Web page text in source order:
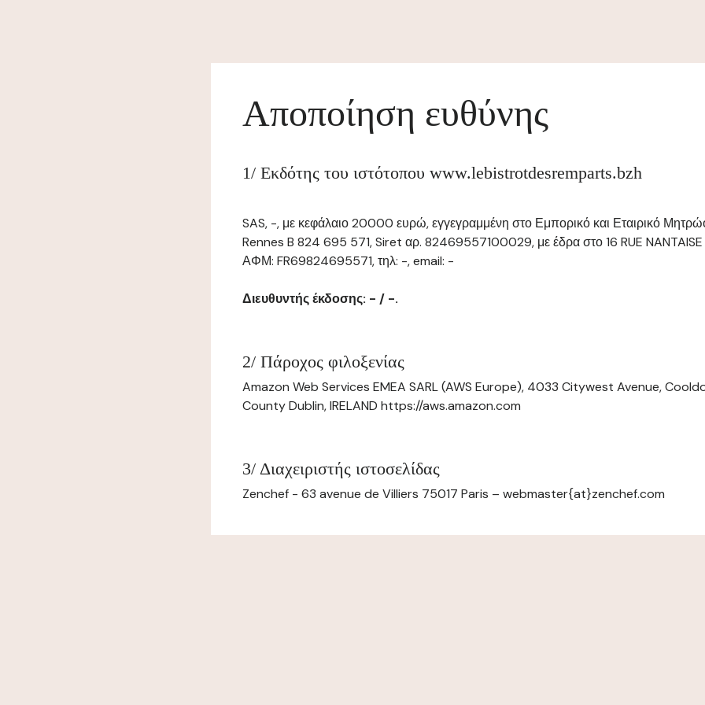
Αποποίηση ευθύνης
1/ Εκδότης του ιστότοπου www.lebistrotdesremparts.bzh
SAS, -, με κεφάλαιο 20000 ευρώ, εγγεγραμμένη στο Εμπορικό και Εταιρικό
Rennes B 824 695 571, Siret αρ. 82469557100029, με έδρα στο 16 RUE
ΑΦΜ: FR69824695571, τηλ: -, email: -
Διευθυντής έκδοσης: - / -.
2/ Πάροχος φιλοξενίας
Amazon Web Services EMEA SARL (AWS Europe), 4033 Citywest Avenue,
County Dublin, IRELAND https://aws.amazon.com
3/ Διαχειριστής ιστοσελίδας
Zenchef - 63 avenue de Villiers 75017 Paris – webmaster{at}zenchef.com